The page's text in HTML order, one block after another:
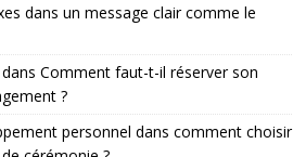
dans un message clair comme le
dans Comment faut-t-il réserver son
?
personnel dans comment choisir